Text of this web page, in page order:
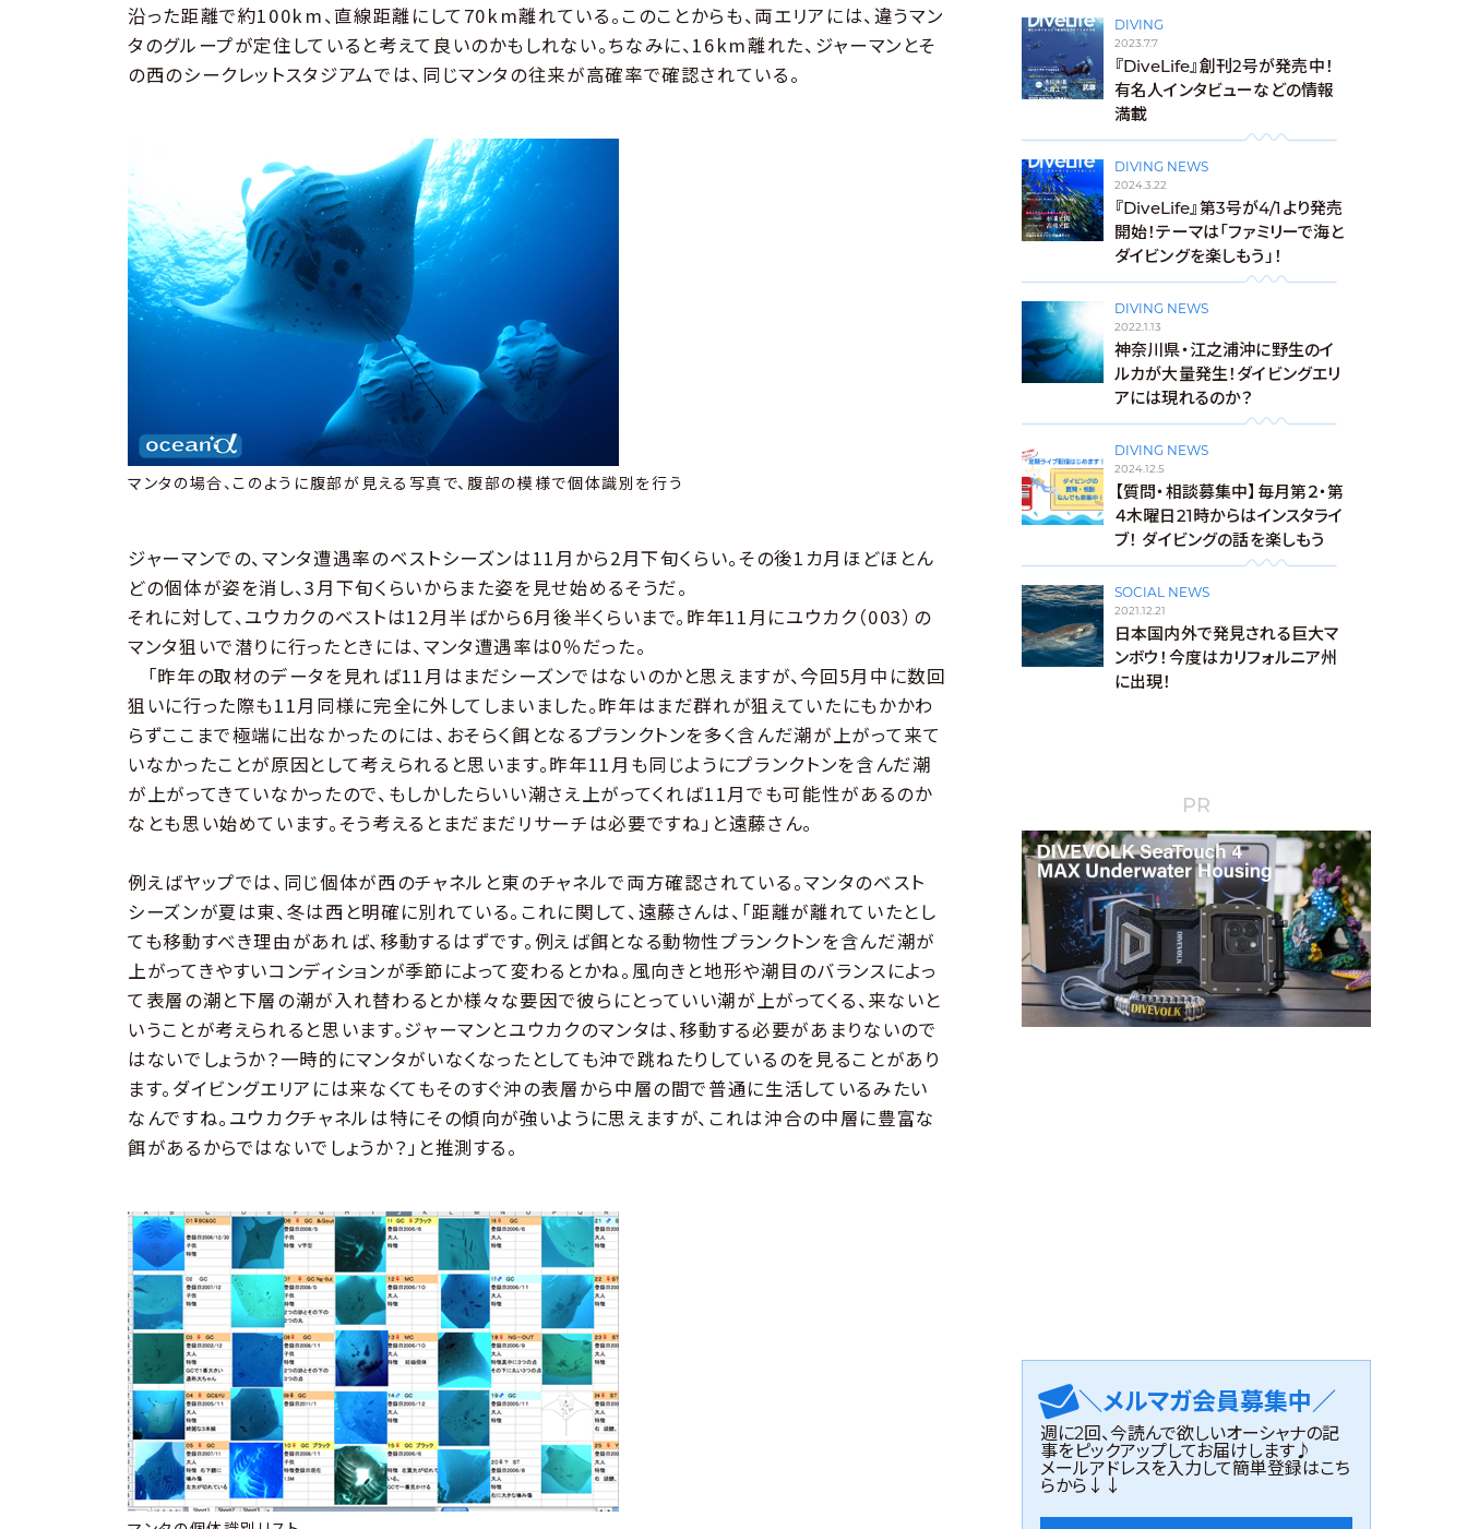
沿った距離で約100km、直線距離にして70km離れている。このことからも、両エリアには、違うマン
タのグループが定住していると考えて良いのかもしれない。ちなみに、16km離れた、ジャーマンとそ
の西のシークレットスタジアムでは、同じマンタの往来が高確率で確認されている。
マンタの場合、このように腹部が見える写真で、腹部の模様で個体識別を行う
ジャーマンでの、マンタ遭遇率のベストシーズンは11月から2月下旬くらい。その後1カ月ほどほとん
どの個体が姿を消し、3月下旬くらいからまた姿を見せ始めるそうだ。
それに対して、ユウカクのベストは12月半ばから6月後半くらいまで。昨年11月にユウカク（003）の
マンタ狙いで潜りに行ったときには、マンタ遭遇率は0％だった。
「昨年の取材のデータを見れば11月はまだシーズンではないのかと思えますが、今回5月中に数回
狙いに行った際も11月同様に完全に外してしまいました。昨年はまだ群れが狙えていたにもかかわ
らずここまで極端に出なかったのには、おそらく餌となるプランクトンを多く含んだ潮が上がって来て
いなかったことが原因として考えられると思います。昨年11月も同じようにプランクトンを含んだ潮
が上がってきていなかったので、もしかしたらいい潮さえ上がってくれば11月でも可能性があるのか
なとも思い始めています。そう考えるとまだまだリサーチは必要ですね」と遠藤さん。
例えばヤップでは、同じ個体が西のチャネルと東のチャネルで両方確認されている。マンタのベスト
シーズンが夏は東、冬は西と明確に別れている。これに関して、遠藤さんは、「距離が離れていたとし
ても移動すべき理由があれば、移動するはずです。例えば餌となる動物性プランクトンを含んだ潮が
上がってきやすいコンディションが季節によって変わるとかね。風向きと地形や潮目のバランスによっ
て表層の潮と下層の潮が入れ替わるとか様々な要因で彼らにとっていい潮が上がってくる、来ないと
いうことが考えられると思います。ジャーマンとユウカクのマンタは、移動する必要があまりないので
はないでしょうか？一時的にマンタがいなくなったとしても沖で跳ねたりしているのを見ることがあり
ます。ダイビングエリアには来なくてもそのすぐ沖の表層から中層の間で普通に生活しているみたい
なんですね。ユウカクチャネルは特にその傾向が強いように思えますが、これは沖合の中層に豊富な
餌があるからではないでしょうか？」と推測する。
DIVING
2023.7.7
『DiveLife』創刊2号が発売中！
有名人インタビューなどの情報
満載
DIVING NEWS
2024.3.22
『DiveLife』第3号が4/1より発売
開始！テーマは「ファミリーで海と
ダイビングを楽しもう」！
DIVING NEWS
2022.1.13
神奈川県・江之浦沖に野生のイ
ルカが大量発生！ダイビングエリ
アには現れるのか？
DIVING NEWS
2024.12.5
【質問・相談募集中】毎月第２・第
４木曜日21時からはインスタライ
ブ！ ダイビングの話を楽しもう
SOCIAL NEWS
2021.12.21
日本国内外で発見される巨大マ
ンボウ！今度はカリフォルニア州
に出現！
PR
＼メルマガ会員募集中／
週に2回、今読んで欲しいオーシャナの記
事をピックアップしてお届けします♪
メールアドレスを入力して簡単登録はこち
らから↓↓